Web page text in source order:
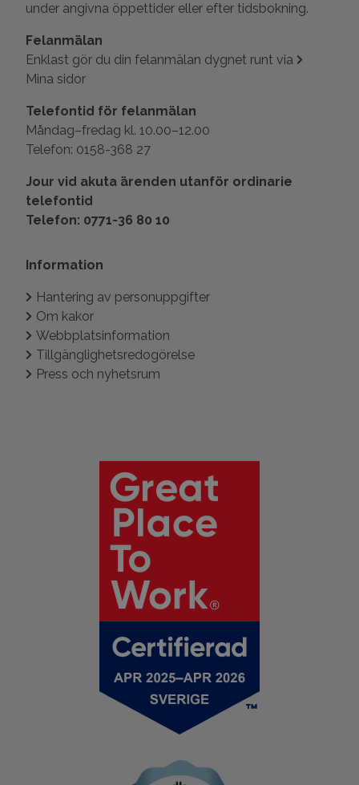
under angivna öppettider eller efter tidsbokning.
Felanmälan
Enklast gör du din felanmälan dygnet runt via
Mina sidor
Telefontid för felanmälan
Måndag–fredag kl. 10.00–12.00
Telefon: 0158-368 27
Jour vid akuta ärenden utanför ordinarie
telefontid
Telefon: 0771-36 80 10
Information
Hantering av personuppgifter
Om kakor
Webbplatsinformation
Tillgänglighetsredogörelse
Press och nyhetsrum